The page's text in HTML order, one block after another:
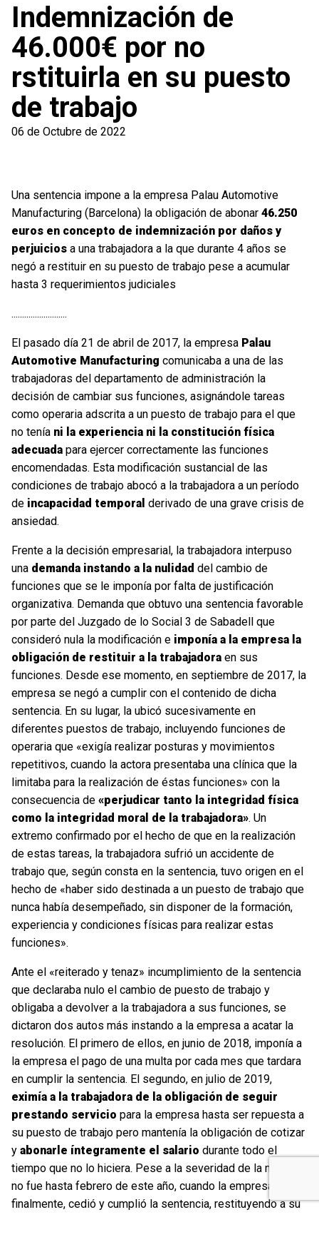
Indemnización de
46.000€ por no
rstituirla en su puesto
de trabajo
06 de Octubre de 2022
Una sentencia impone a la empresa Palau Automotive
Manufacturing (Barcelona) la obligación de abonar 46.250
euros en concepto de indemnización por daños y
perjuicios a una trabajadora a la que durante 4 años se
negó a restituir en su puesto de trabajo pese a acumular
hasta 3 requerimientos judiciales
..........................
El pasado día 21 de abril de 2017, la empresa Palau
Automotive Manufacturing comunicaba a una de las
trabajadoras del departamento de administración la
decisión de cambiar sus funciones, asignándole tareas
como operaria adscrita a un puesto de trabajo para el que
no tenía ni la experiencia ni la constitución física
adecuada para ejercer correctamente las funciones
encomendadas. Esta modificación sustancial de las
condiciones de trabajo abocó a la trabajadora a un período
de incapacidad temporal derivado de una grave crisis de
ansiedad.
Frente a la decisión empresarial, la trabajadora interpuso
una demanda instando a la nulidad del cambio de
funciones que se le imponía por falta de justificación
organizativa. Demanda que obtuvo una sentencia favorable
por parte del Juzgado de lo Social 3 de Sabadell que
consideró nula la modificación e imponía a la empresa la
obligación de restituir a la trabajadora en sus
funciones. Desde ese momento, en septiembre de 2017, la
empresa se negó a cumplir con el contenido de dicha
sentencia. En su lugar, la ubicó sucesivamente en
diferentes puestos de trabajo, incluyendo funciones de
operaria que «exigía realizar posturas y movimientos
repetitivos, cuando la actora presentaba una clínica que la
limitaba para la realización de éstas funciones» con la
consecuencia de «perjudicar tanto la integridad física
como la integridad moral de la trabajadora». Un
extremo confirmado por el hecho de que en la realización
de estas tareas, la trabajadora sufrió un accidente de
trabajo que, según consta en la sentencia, tuvo origen en el
hecho de «haber sido destinada a un puesto de trabajo que
nunca había desempeñado, sin disponer de la formación,
experiencia y condiciones físicas para realizar estas
funciones».
Ante el «reiterado y tenaz» incumplimiento de la sentencia
que declaraba nulo el cambio de puesto de trabajo y
obligaba a devolver a la trabajadora a sus funciones, se
dictaron dos autos más instando a la empresa a acatar la
resolución. El primero de ellos, en junio de 2018, imponía a
la empresa el pago de una multa por cada mes que tardara
en cumplir la sentencia. El segundo, en julio de 2019,
eximía a la trabajadora de la obligación de seguir
prestando servicio para la empresa hasta ser repuesta a
su puesto de trabajo pero mantenía la obligación de cotizar
y abonarle íntegramente el salario durante todo el
tiempo que no lo hiciera. Pese a la severidad de la medida,
no fue hasta febrero de este año, cuando la empresa,
finalmente, cedió y cumplió la sentencia, restituyendo a su